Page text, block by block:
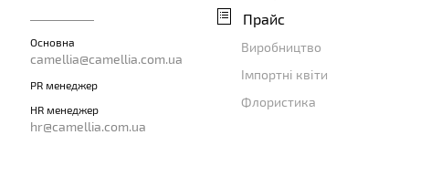
Основна
camellia@camellia.com.ua
PR менеджер
HR менеджер
hr@camellia.com.ua
Прайс
Виробництво
Імпортні квіти
Флористика